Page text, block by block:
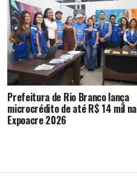
Prefeitura de Rio Branco lança
microcrédito de até R$ 14 mil na
Expoacre 2026